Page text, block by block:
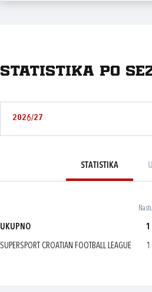
Statistika po
2026/27
STATISTIKA
UKUPNO 1
SUPERSPORT CROATIAN FOOTBALL LEAGUE 1